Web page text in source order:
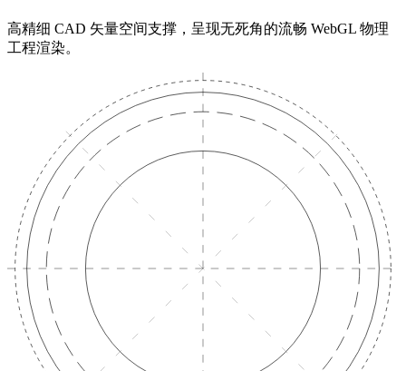
高精细 CAD 矢量空间支撑，呈现无死角的流畅 WebGL 物理
工程渲染。